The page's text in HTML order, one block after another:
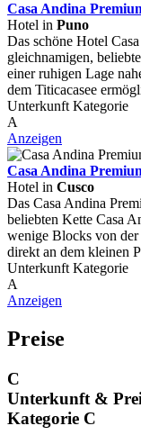
Casa Andina
Hotel in Puno
Das schöne Hotel
gleichnamigen,
einer ruhigen Lage
dem Titicacasee
Unterkunft Kategorie
A
Anzeigen
Casa Andina
Hotel in Cusco
Das Casa Andina
beliebten Kette Casa
wenige Blocks von der
direkt an dem kleinen
Unterkunft Kategorie
A
Anzeigen
Preise
C
Unterkunft &
Kategorie C